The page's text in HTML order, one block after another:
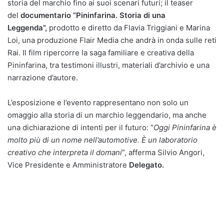
storia del marchio fino ai suoi scenari futuri; il teaser
del documentario “Pininfarina. Storia di una
Leggenda”, prodotto e diretto da Flavia Triggiani e Marina
Loi, una produzione Flair Media che andrà in onda sulle reti
Rai. Il film ripercorre la saga familiare e creativa della
Pininfarina, tra testimoni illustri, materiali d’archivio e una
narrazione d’autore.
L’esposizione e l’evento rappresentano non solo un
omaggio alla storia di un marchio leggendario, ma anche
una dichiarazione di intenti per il futuro: “Oggi Pininfarina è
molto più di un nome nell’automotive. È un laboratorio
creativo che interpreta il domani”, afferma Silvio Angori,
Vice Presidente e Amministratore Delegato.